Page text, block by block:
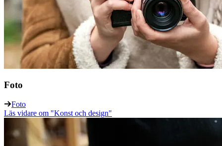
Foto
Foto
Läs vidare om "Konst och design"